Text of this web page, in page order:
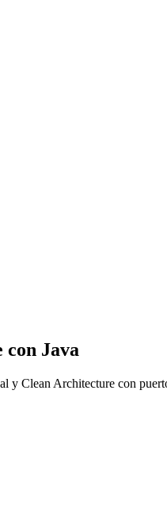
Java
y Clean Architecture con